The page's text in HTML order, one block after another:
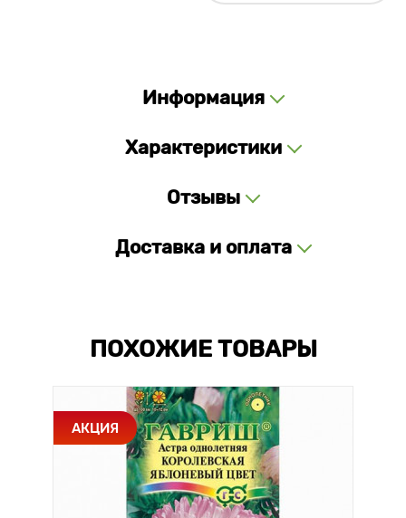
Информация
Характеристики
Отзывы
Доставка и оплата
ПОХОЖИЕ ТОВАРЫ
АКЦИЯ